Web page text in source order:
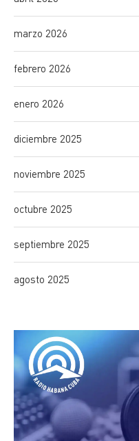
marzo 2026
febrero 2026
enero 2026
diciembre 2025
noviembre 2025
octubre 2025
septiembre 2025
agosto 2025